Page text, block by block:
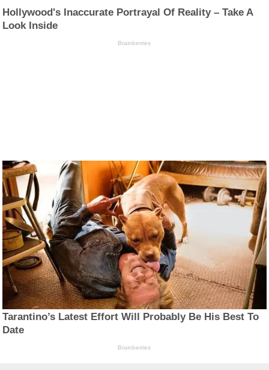
Hollywood's Inaccurate Portrayal Of Reality – Take A
Look Inside
Brainberries
Tarantino’s Latest Effort Will Probably Be His Best To
Date
Brainberries